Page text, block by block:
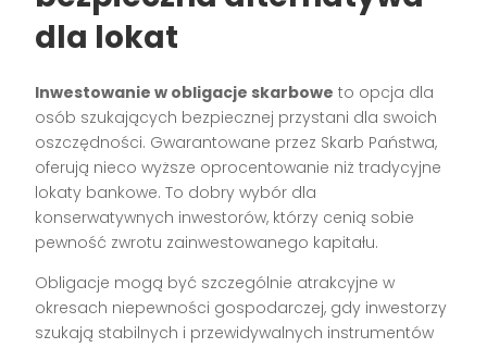
dla lokat
Inwestowanie w obligacje skarbowe to opcja dla
osób szukających bezpiecznej przystani dla swoich
oszczędności. Gwarantowane przez Skarb Państwa,
oferują nieco wyższe oprocentowanie niż tradycyjne
lokaty bankowe. To dobry wybór dla
konserwatywnych inwestorów, którzy cenią sobie
pewność zwrotu zainwestowanego kapitału.
Obligacje mogą być szczególnie atrakcyjne w
okresach niepewności gospodarczej, gdy inwestorzy
szukają stabilnych i przewidywalnych instrumentów